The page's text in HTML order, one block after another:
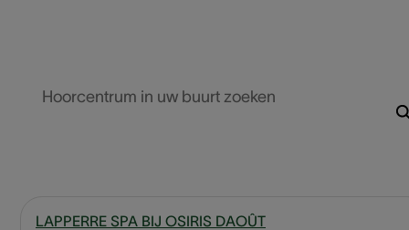
Hoorcentrum in uw buurt zoeken
LAPPERRE SPA BIJ OSIRIS DAOÛT